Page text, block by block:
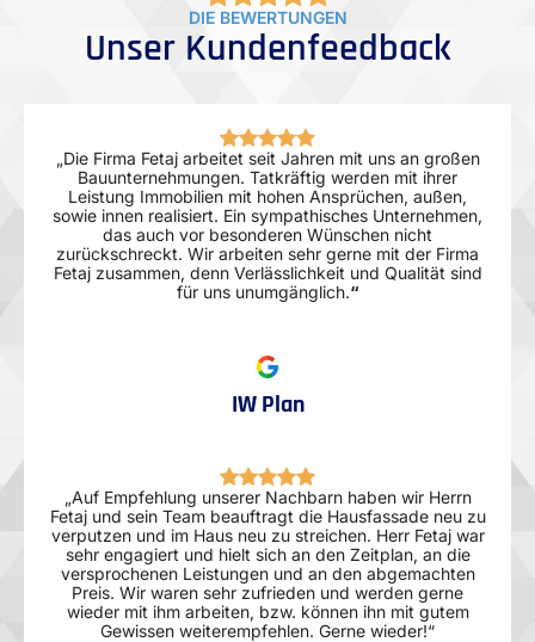
DIE BEWERTUNGEN
Unser Kundenfeedback
„Die Firma Fetaj arbeitet seit Jahren mit uns an großen
Bauunternehmungen. Tatkräftig werden mit ihrer
Leistung Immobilien mit hohen Ansprüchen, außen,
sowie innen realisiert. Ein sympathisches Unternehmen,
das auch vor besonderen Wünschen nicht
zurückschreckt. Wir arbeiten sehr gerne mit der Firma
Fetaj zusammen, denn Verlässlichkeit und Qualität sind
für uns unumgänglich.“
IW Plan
„Auf Empfehlung unserer Nachbarn haben wir Herrn
Fetaj und sein Team beauftragt die Hausfassade neu zu
verputzen und im Haus neu zu streichen. Herr Fetaj war
sehr engagiert und hielt sich an den Zeitplan, an die
versprochenen Leistungen und an den abgemachten
Preis. Wir waren sehr zufrieden und werden gerne
wieder mit ihm arbeiten, bzw. können ihn mit gutem
Gewissen weiterempfehlen. Gerne wieder!“